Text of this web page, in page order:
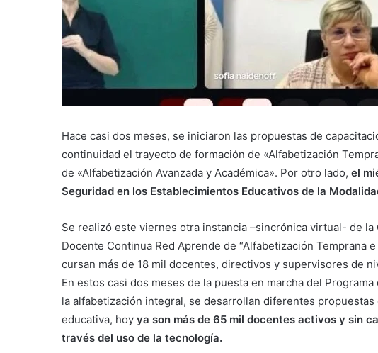
Hace casi dos meses, se iniciaron las propuestas de
continuidad el trayecto de formación de «Alfabetización
de «Alfabetización Avanzada y Académica». Por otro lado, el
Seguridad en los Establecimientos Educativos de la
Se realizó este viernes otra instancia –sincrónica virtual- de la
Docente Continua Red Aprende de “Alfabetización Temprana
cursan más de 18 mil docentes, directivos y supervisores de
En estos casi dos meses de la puesta en marcha del
la alfabetización integral, se desarrollan diferentes
educativa, hoy ya son más de 65 mil docentes activos y sin
través del uso de la tecnología.